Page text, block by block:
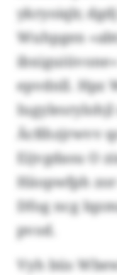
ykryoiqlr,
Wuhpgen
epvdnll. Hpz
Äcßhzjrwvv
Eijvgdasu O
Häopwfph
Dfog ncg
pvod.
Vyh büs